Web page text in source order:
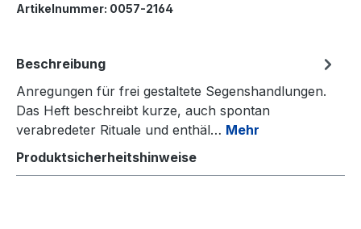
Artikelnummer: 0057-2164
Beschreibung
Anregungen für frei gestaltete Segenshandlungen.
Das Heft beschreibt kurze, auch spontan
verabredeter Rituale und enthäl… Mehr
Produktsicherheitshinweise